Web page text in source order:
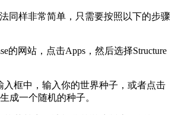
同样非常简单，只需要按照以下的步骤
的网站，点击Apps，然后选择Structure
入框中，输入你的世界种子，或者点击
成一个随机的种子。